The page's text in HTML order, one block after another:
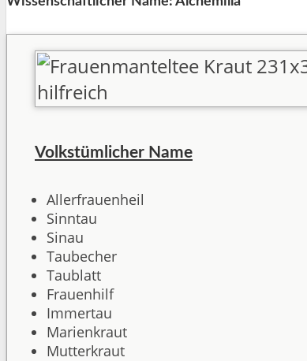
Volkstümlicher Name
Allerfrauenheil
Sinntau
Sinau
Taubecher
Taublatt
Frauenhilf
Immertau
Marienkraut
Mutterkraut